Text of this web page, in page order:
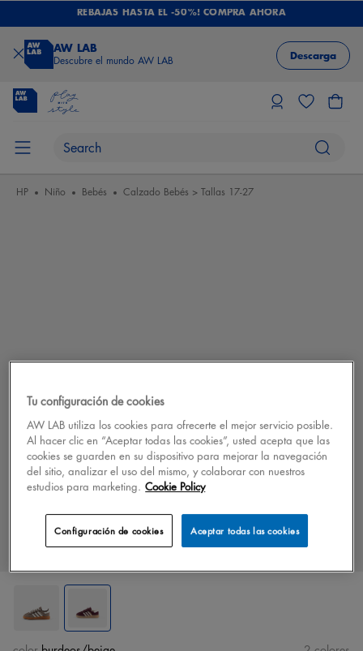
REBAJAS HASTA EL -50%! COMPRA AHORA
AW LAB
Descubre el mundo AW LAB Descarga
HP Niño Bebés Calzado Bebés > Tallas 17-27
Tu configuración de cookies
AW LAB utiliza los cookies para ofrecerte el mejor servicio posible.
Al hacer clic en “Aceptar todas las cookies”, usted acepta que las
cookies se guarden en su dispositivo para mejorar la navegación
del sitio, analizar el uso del mismo, y colaborar con nuestros
estudios para marketing. Cookie Policy
Aceptar todas las cookies
Configuración de cookies